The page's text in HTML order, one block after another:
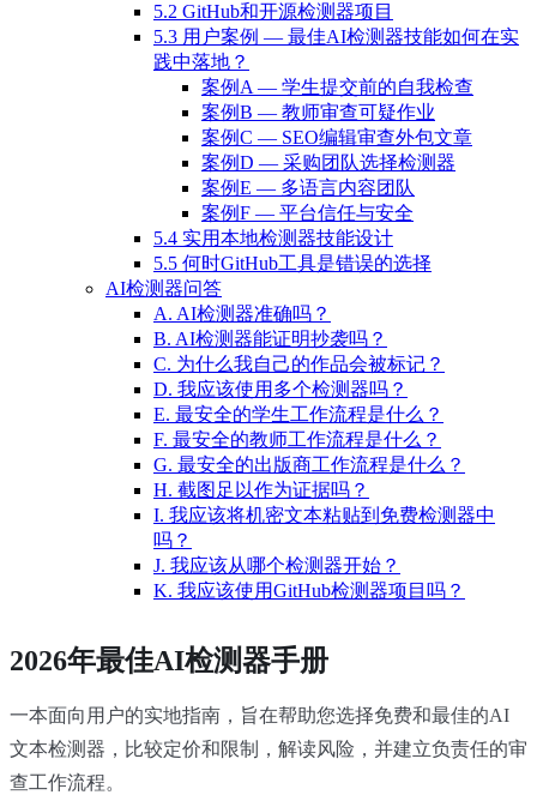
5.2 GitHub和开源检测器项目
5.3 用户案例 — 最佳AI检测器技能如何在实
践中落地？
案例A — 学生提交前的自我检查
案例B — 教师审查可疑作业
案例C — SEO编辑审查外包文章
案例D — 采购团队选择检测器
案例E — 多语言内容团队
案例F — 平台信任与安全
5.4 实用本地检测器技能设计
5.5 何时GitHub工具是错误的选择
AI检测器问答
A. AI检测器准确吗？
B. AI检测器能证明抄袭吗？
C. 为什么我自己的作品会被标记？
D. 我应该使用多个检测器吗？
E. 最安全的学生工作流程是什么？
F. 最安全的教师工作流程是什么？
G. 最安全的出版商工作流程是什么？
H. 截图足以作为证据吗？
I. 我应该将机密文本粘贴到免费检测器中
吗？
J. 我应该从哪个检测器开始？
K. 我应该使用GitHub检测器项目吗？
2026年最佳AI检测器手册
一本面向用户的实地指南，旨在帮助您选择免费和最佳的AI
文本检测器，比较定价和限制，解读风险，并建立负责任的审
查工作流程。